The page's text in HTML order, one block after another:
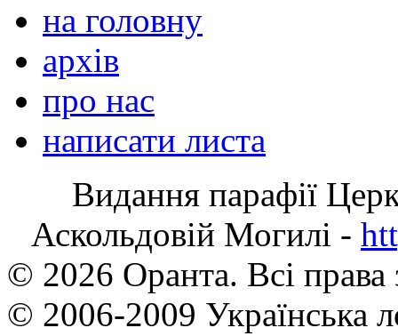
на головну
архів
про нас
написати листа
Видання парафії
Аскольдовій Могилі -
© 2026 Оранта. Всі
© 2006-2009 Українська